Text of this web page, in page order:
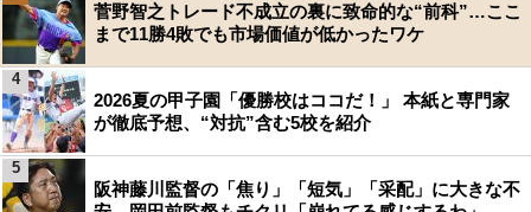
菅野智之トレード不成立の裏に致命的な“前科”…ここ
まで11勝4敗でも市場価値が低かったワケ
2026夏の甲子園「優勝校はココだ！」 本紙と専門家
が徹底予想、“対抗”含む5校を紹介
4
阪神藤川監督の「焦り」「短気」「采配」に大きな不
5